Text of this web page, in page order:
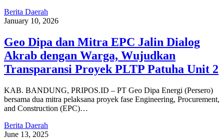
Berita Daerah
January 10, 2026
Geo Dipa dan Mitra EPC Jalin Dialog
Akrab dengan Warga, Wujudkan
Transparansi Proyek PLTP Patuha Unit 2
KAB. BANDUNG, PRIPOS.ID – PT Geo Dipa Energi (Persero)
bersama dua mitra pelaksana proyek fase Engineering, Procurement,
and Construction (EPC)…
Berita Daerah
June 13, 2025